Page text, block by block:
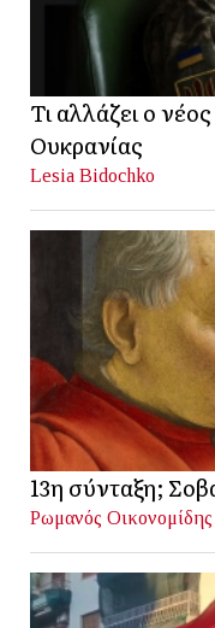
Τι αλλάζει ο
Ουκρανίας
Lesia Bidochko
13η σύνταξη;
Ρωμανός Οικονομίδης